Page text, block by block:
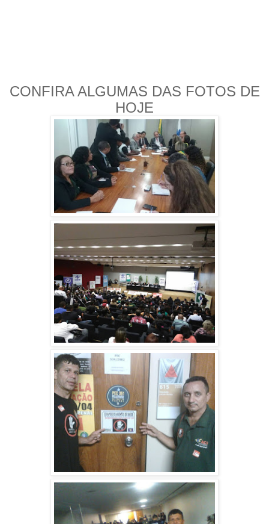
CONFIRA ALGUMAS DAS FOTOS DE
HOJE